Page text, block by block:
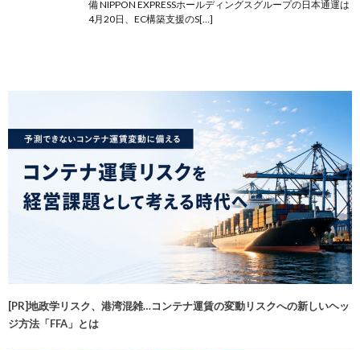
備 NIPPON EXPRESSホールディングスグループの日本通運は
4月20日、EC構築支援のS[…]
[PR]地政学リスク、港湾混雑…コンテナ運賃の変動リスクへの新しいヘッ
ジ方法「FFA」とは